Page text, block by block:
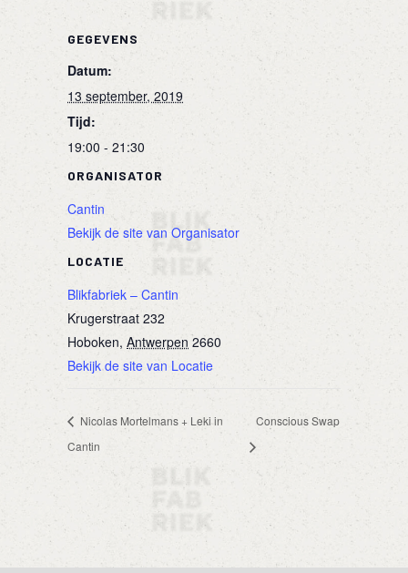
GEGEVENS
Datum:
13 september, 2019
Tijd:
19:00 - 21:30
LOCATIE
Blikfabriek – Cantin
Krugerstraat 232
Hoboken, Antwerpen 2660
Bekijk de site van Locatie
ORGANISATOR
Cantin
Bekijk de site van Organisator
Nicolas Mortelmans + Leki in
Cantin
Conscious Swap